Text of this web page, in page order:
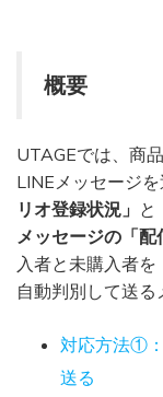
概要
UTAGEでは、商
LINEメッセージを
リオ登録状況」 と
メッセージの「配
入者と未購入者を
自動判別して送る
対応方法①
送る